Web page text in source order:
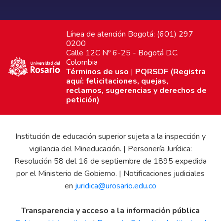
Línea de atención Bogotá: (601) 297
0200
Calle 12C Nº 6-25 - Bogotá D.C.
Colombia
Términos de uso | PQRSDF (Registra
aquí: felicitaciones, quejas,
reclamos, sugerencias y derechos de
petición)
Institución de educación superior sujeta a la inspección y
vigilancia del Mineducación. | Personería Jurídica:
Resolución 58 del 16 de septiembre de 1895 expedida
por el Ministerio de Gobierno. | Notificaciones judiciales
en juridica@urosario.edu.co
Transparencia y acceso a la información pública